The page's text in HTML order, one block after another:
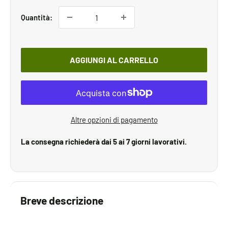
Quantità:
AGGIUNGI AL CARRELLO
Altre opzioni di pagamento
La consegna richiederà dai 5 ai 7 giorni lavorativi.
Breve descrizione